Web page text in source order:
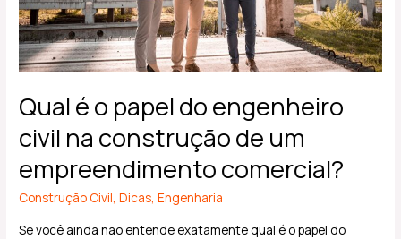
Qual é o papel do engenheiro
civil na construção de um
empreendimento comercial?
Construção Civil,Dicas,Engenharia
Se você ainda não entende exatamente qual é o papel do
na
construção
de
empreendimento
comercial?